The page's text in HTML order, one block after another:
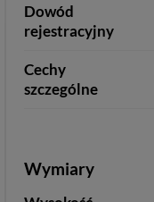
Dowód
rejestracyjny
Cechy
szczególne
Wymiary